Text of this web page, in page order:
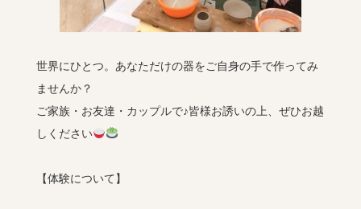
世界にひとつ。あなただけの器をご自身の手で作ってみ
ませんか？
ご家族・お友達・カップルで♪皆様お誘いの上、ぜひお越
しください
【体験について】